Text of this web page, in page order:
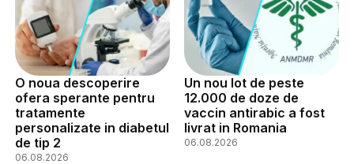
O noua descoperire
ofera sperante pentru
tratamente
personalizate in diabetul
de tip 2
06.08.2026
Un nou lot de peste
12.000 de doze de
vaccin antirabic a fost
livrat in Romania
06.08.2026